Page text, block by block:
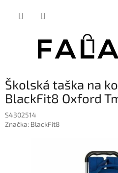
Školská taška na
BlackFit8 Oxford
S4302514
Značka: BlackFit8